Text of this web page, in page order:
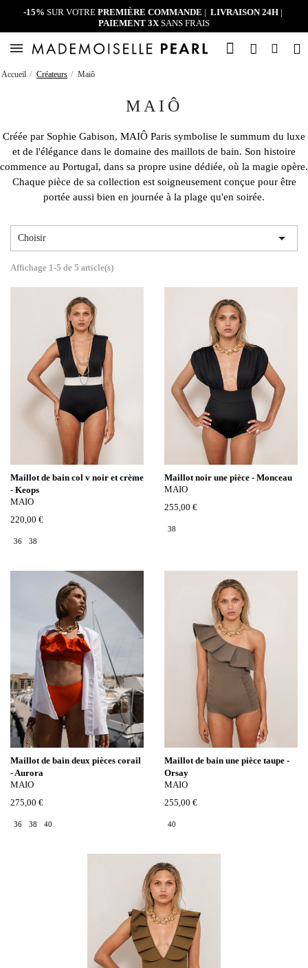
-15% SUR VOTRE PREMIÈRE COMMANDE | LIVRAISON 24H |
PAIEMENT 3XSANS FRAIS
Accueil Créateurs Maiô
MAIÔ
Créée par Sophie Gabison, MAIÔ Paris symbolise le summum du luxe
et de l'élégance dans le domaine des maillots de bain. Son histoire
commence au Portugal, dans sa propre usine dédiée, où la magie opère.
Chaque pièce de sa collection est soigneusement conçue pour être
portée aussi bien en journée à la plage qu'en soirée.
Choisir 
Affichage 1-5 de 5 article(s)
Maillot de bain col v noir et crème
- Keops
MAIO
220,00 €
36 38
Maillot noir une pièce - Monceau
MAIO
255,00 €
38
Maillot de bain deux pièces corail
- Aurora
MAIO
275,00 €
36 38 40
Maillot de bain une pièce taupe -
Orsay
MAIO
255,00 €
40